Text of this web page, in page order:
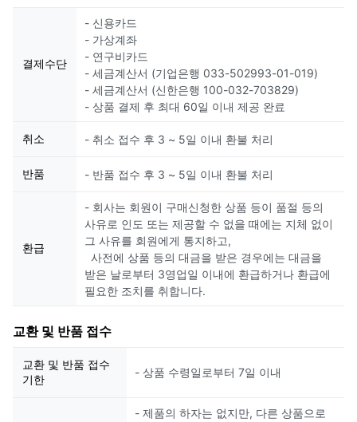
결제수단
- 신용카드
- 가상계좌
- 연구비카드
- 세금계산서 (기업은행 033-502993-01-019)
- 세금계산서 (신한은행 100-032-703829)
- 상품 결제 후 최대 60일 이내 제공 완료
취소 - 취소 접수 후 3 ~ 5일 이내 환불 처리
반품 - 반품 접수 후 3 ~ 5일 이내 환불 처리
환급
- 회사는 회원이 구매신청한 상품 등이 품절 등의
사유로 인도 또는 제공할 수 없을 때에는 지체 없이
그 사유를 회원에게 통지하고,
사전에 상품 등의 대금을 받은 경우에는 대금을
받은 날로부터 3영업일 이내에 환급하거나 환급에
필요한 조치를 취합니다.
교환 및 반품 접수
교환 및 반품 접수
기한
- 상품 수령일로부터 7일 이내
- 제품의 하자는 없지만, 다른 상품으로